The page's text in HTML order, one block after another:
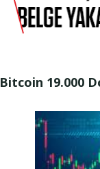
Bitcoin 19.000